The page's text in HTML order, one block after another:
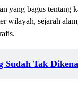
yang bagus
wilayah, sejarah
Sudah Tak